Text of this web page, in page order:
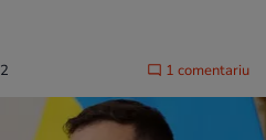
1 comentariu